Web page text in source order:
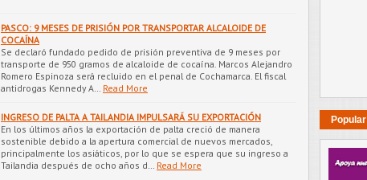
PASCO: 9 MESES DE PRISIÓN POR TRANSPORTAR ALCALOIDE DE
COCAÍNA
Se declaró fundado pedido de prisión preventiva de 9 meses por
transporte de 950 gramos de alcaloide de cocaína. Marcos Alejandro
Romero Espinoza será recluido en el penal de Cochamarca. El fiscal
antidrogas Kennedy A…
Read More
INGRESO DE PALTA A TAILANDIA IMPULSARÁ SU EXPORTACIÓN
En los últimos años la exportación de palta creció de manera
sostenible debido a la apertura comercial de nuevos mercados,
principalmente los asiáticos, por lo que se espera que su ingreso a
Tailandia después de ocho años d…
Read More
Popular